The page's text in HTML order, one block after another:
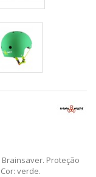
Proteção
verde.